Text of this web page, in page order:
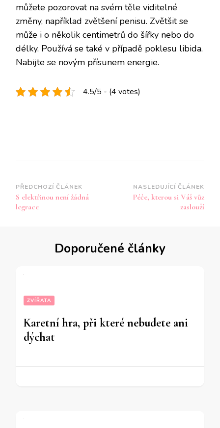
můžete pozorovat na svém těle viditelné
změny, například zvětšení penisu. Zvětšit se
může i o několik centimetrů do šířky nebo do
délky. Používá se také v případě poklesu libida.
Nabijte se novým přísunem energie.
4.5/5 - (4 votes)
Navigace
příspěvku
PŘEDCHOZÍ ČLÁNEK
S elektřinou není žádná
legrace
NASLEDUJÍCÍ ČLÁNEK
Péče, kterou si Váš vůz
zaslouží
Doporučené články
ZVÍŘATA
Karetní hra, při které nebudete ani
dýchat